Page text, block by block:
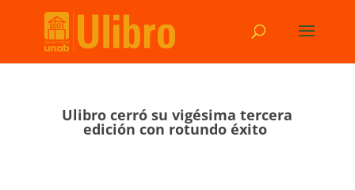
Ulibro cerró su vigésima tercera
edición con rotundo éxito